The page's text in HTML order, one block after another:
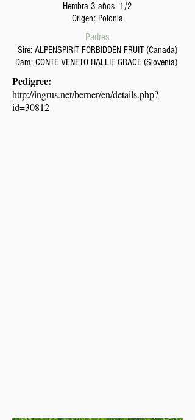
Hembra 3 años 1/2
Origen: Polonia
Padres
Sire: ALPENSPIRIT FORBIDDEN FRUIT (Canada)
Dam: CONTE VENETO HALLIE GRACE (Slovenia)
Pedigree:
http://ingrus.net/berner/en/details.php?
id=30812